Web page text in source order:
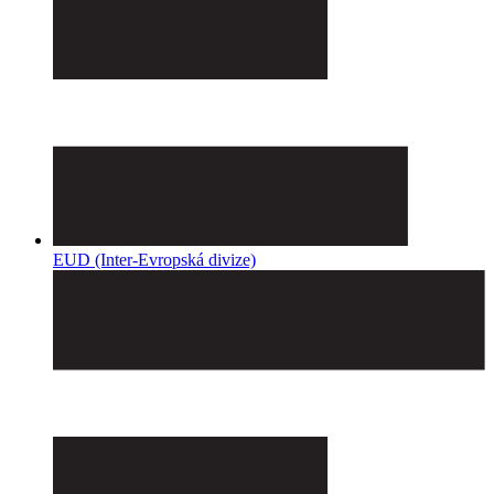
EUD (Inter-Evropská divize)